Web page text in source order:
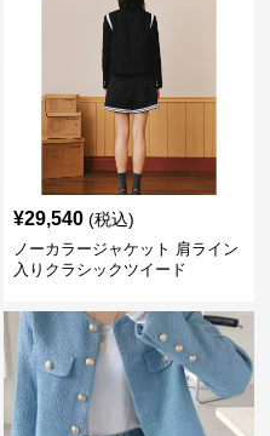
¥29,540 (税込)
ノーカラージャケット 肩ライン
入りクラシックツイード